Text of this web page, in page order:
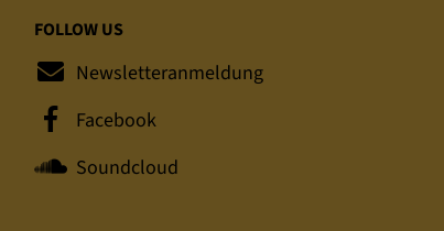
FOLLOW US
Newsletteranmeldung
Facebook
Soundcloud